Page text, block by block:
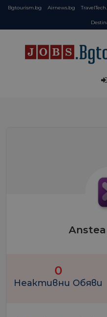
Bgtourism.bg Airnews.bg
0
Неактивни Обяви